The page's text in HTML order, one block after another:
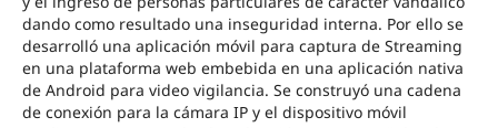
dando como resultado una inseguridad interna. Por ello se
desarrolló una aplicación móvil para captura de Streaming
en una plataforma web embebida en una aplicación nativa
de Android para video vigilancia. Se construyó una cadena
de conexión para la cámara IP y el dispositivo móvil